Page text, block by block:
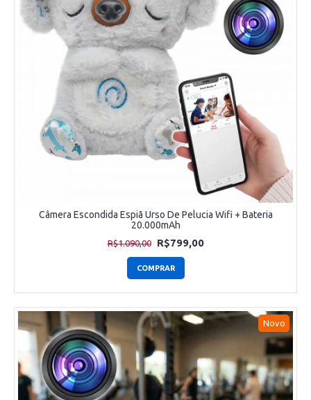
Câmera Escondida Espiã Urso De Pelucia Wifi + Bateria
20.000mAh
R$1.090,00 R$799,00
COMPRAR
Novo